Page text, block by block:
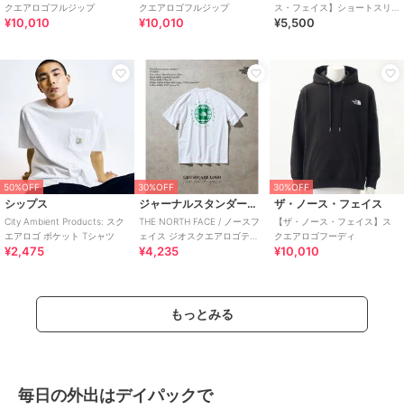
クエアロゴフルジップ
¥10,010
クエアロゴフルジップ
¥10,010
ス・フェイス】ショートスリ
ーブバンダナスクエアロゴテ
¥5,500
50%OFF
シップス
City Ambient Products: スク
エアロゴ ポケット Tシャツ
¥2,475
30%OFF
ジャーナルスタンダード レリューム
THE NORTH FACE / ノースフ
ェイス ジオスクエアロゴティ
ー
¥4,235
30%OFF
ザ・ノース・フェイス
【ザ・ノース・フェイス】ス
クエアロゴフーディ
¥10,010
もっとみる
毎日の外出はデイパックで